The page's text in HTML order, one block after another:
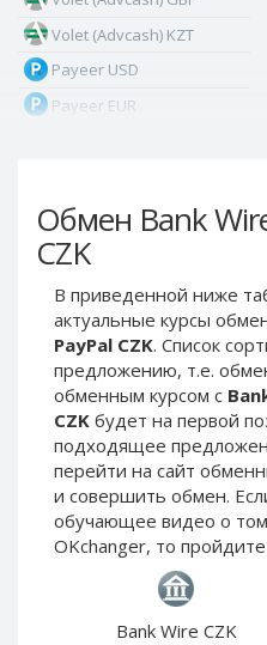
Обмен Bank
CZK
В приведенной ниже
актуальные курсы
PayPal CZK. Список
предложению, т.е.
обменным курсом с
CZK будет на первой
подходящее
перейти на сайт
и совершить обмен.
обучающее видео о
OKchanger, то
Bank Wire CZK
Volet (Advcash) KZT
Payeer USD
Payeer EUR
Payeer Tether ERC20
(USDT)
Payeer UAH
ЮMoney RUB
ЮMoney KZT
PayPal USD
PayPal EUR
PayPal GBP
PayPal CAD
PayPal AUD
PayPal RUB